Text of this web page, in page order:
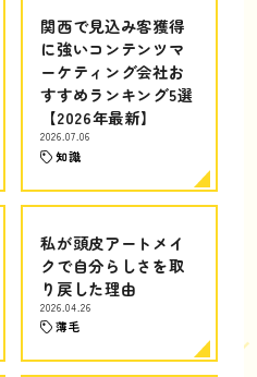
関西で見込み客獲得
に強いコンテンツマ
ーケティング会社お
すすめランキング5選
【2026年最新】
2026.07.06
知識
私が頭皮アートメイ
クで自分らしさを取
り戻した理由
2026.04.26
薄毛